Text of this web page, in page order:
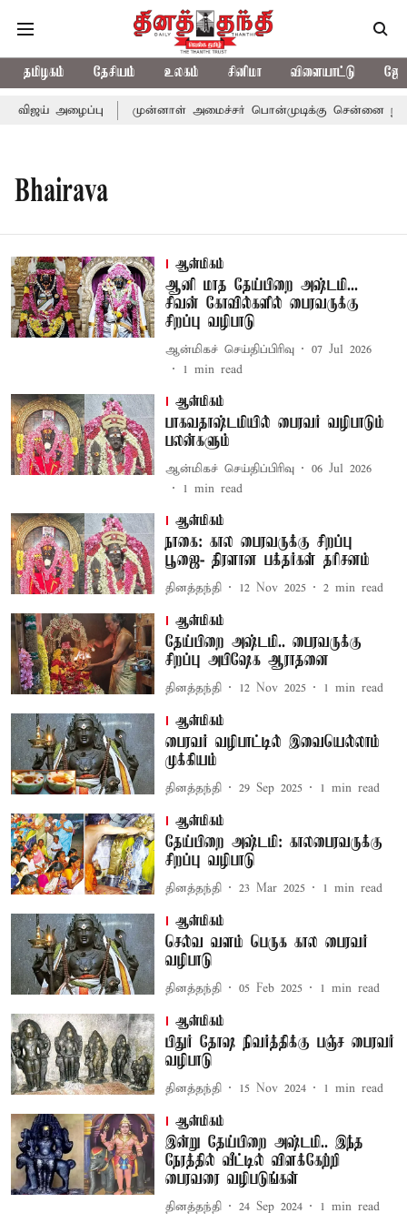
தமிழகம் தேசியம் உலகம் சினிமா விளையாட்டு
விஜய் அழைப்பு முன்னாள் அமைச்சர் பொன்முடிக்கு சென்னை
Bhairava
ஆன்மிகம்
ஆனி மாத தேய்பிறை அஷ்டமி...
சிவன் கோவில்களில் பைரவருக்கு
சிறப்பு வழிபாடு
ஆன்மிகச் செய்திப்பிரிவு
07 Jul 2026
1 min read
ஆன்மிகம்
பாகவதாஷ்டமியில் பைரவர் வழிபாடும்
பலன்களும்
ஆன்மிகச் செய்திப்பிரிவு
06 Jul 2026
1 min read
ஆன்மிகம்
நாகை: கால பைரவருக்கு சிறப்பு
பூஜை- திரளான பக்தர்கள் தரிசனம்
தினத்தந்தி 12 Nov 2025 2 min read
ஆன்மிகம்
தேய்பிறை அஷ்டமி.. பைரவருக்கு
சிறப்பு அபிஷேக ஆராதனை
தினத்தந்தி 12 Nov 2025 1 min read
ஆன்மிகம்
பைரவர் வழிபாட்டில் இவையெல்லாம்
முக்கியம்
தினத்தந்தி 29 Sep 2025 1 min read
ஆன்மிகம்
தேய்பிறை அஷ்டமி: காலபைரவருக்கு
சிறப்பு வழிபாடு
தினத்தந்தி 23 Mar 2025 1 min read
ஆன்மிகம்
செல்வ வளம் பெருக கால பைரவர்
வழிபாடு
தினத்தந்தி 05 Feb 2025 1 min read
ஆன்மிகம்
பிதுர் தோஷ நிவர்த்திக்கு பஞ்ச பைரவர்
வழிபாடு
தினத்தந்தி 15 Nov 2024 1 min read
ஆன்மிகம்
இன்று தேய்பிறை அஷ்டமி.. இந்த
நேரத்தில் வீட்டில் விளக்கேற்றி
பைரவரை வழிபடுங்கள்
தினத்தந்தி 24 Sep 2024 1 min read